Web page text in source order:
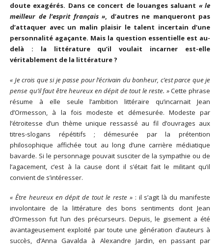
doute exagérés. Dans ce concert de louanges saluant « le
meilleur de l’esprit français », d’autres ne manqueront pas
d’attaquer avec un malin plaisir le talent incertain d’une
personnalité agaçante. Mais la question essentielle est au-
delà : la littérature qu’il voulait incarner est-elle
véritablement de la littérature ?
« Je crois que si je passe pour l’écrivain du bonheur, c’est parce que je
pense qu’il faut être heureux en dépit de tout le reste. »Cette phrase
résume à elle seule l’ambition littéraire qu’incarnait Jean
d’Ormesson, à la fois modeste et démesurée. Modeste par
l’étroitesse d’un thème unique ressassé au fil d’ouvrages aux
titres-slogans répétitifs ; démesurée par la prétention
philosophique affichée tout au long d’une carrière médiatique
bavarde. Si le personnage pouvait susciter de la sympathie ou de
l’agacement, c’est à la cause dont il s’était fait le militant qu’il
convient de s’intéresser.
« Être heureux en dépit de tout le reste »: il s’agit là du manifeste
involontaire de la littérature des bons sentiments dont Jean
d’Ormesson fut l’un des précurseurs. Depuis, le gisement a été
avantageusement exploité par toute une génération d’auteurs à
succès, d’Anna Gavalda à Alexandre Jardin, en passant par